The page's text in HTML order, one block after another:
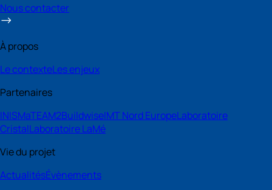
Nous contacter
À propos
Le contexteLes enjeux
Partenaires
INISMaTEAM2BuildwiseIMT Nord EuropeLaboratoire
CristalLaboratoire LaMé
Vie du projet
ActualitésÉvènements